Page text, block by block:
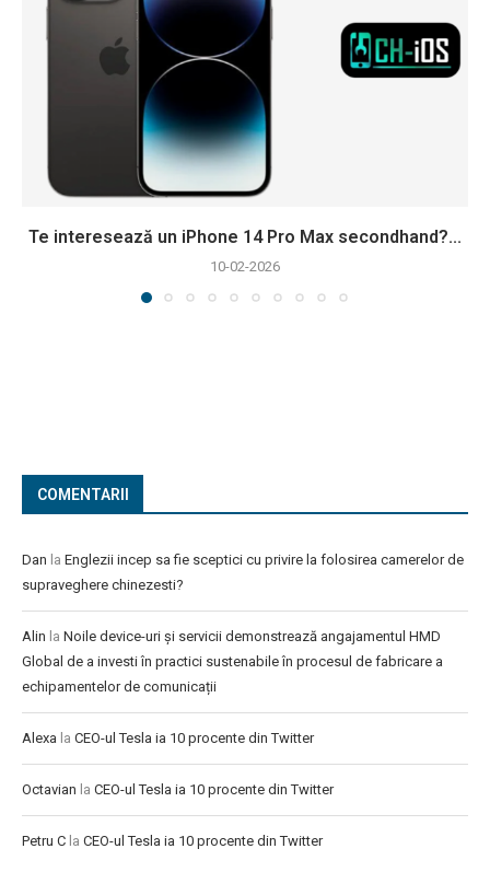
Te interesează un iPhone 14 Pro Max secondhand?...
10-02-2026
COMENTARII
Dan la Englezii incep sa fie sceptici cu privire la folosirea camerelor de
supraveghere chinezesti?
Alin la Noile device-uri și servicii demonstrează angajamentul HMD
Global de a investi în practici sustenabile în procesul de fabricare a
echipamentelor de comunicații
Alexa la CEO-ul Tesla ia 10 procente din Twitter
Octavian la CEO-ul Tesla ia 10 procente din Twitter
Petru C la CEO-ul Tesla ia 10 procente din Twitter